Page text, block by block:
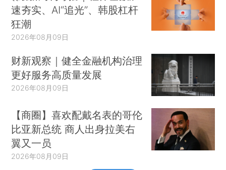
速夯实、AI“追光”、韩股杠杆
狂潮
2026年08月09日
财新观察｜健全金融机构治理
更好服务高质量发展
2026年08月09日
【商圈】喜欢配戴名表的哥伦
比亚新总统 商人出身拉美右
翼又一员
2026年08月09日